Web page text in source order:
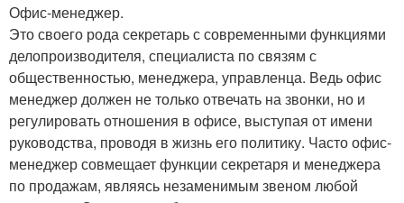
Офис-менеджер.
Это своего рода секретарь с современными функциями
делопроизводителя, специалиста по связям с
общественностью, менеджера, управленца. Ведь офис
менеджер должен не только отвечать на звонки, но и
регулировать отношения в офисе, выступая от имени
руководства, проводя в жизнь его политику. Часто офис-
менеджер совмещает функции секретаря и менеджера
по продажам, являясь незаменимым звеном любой